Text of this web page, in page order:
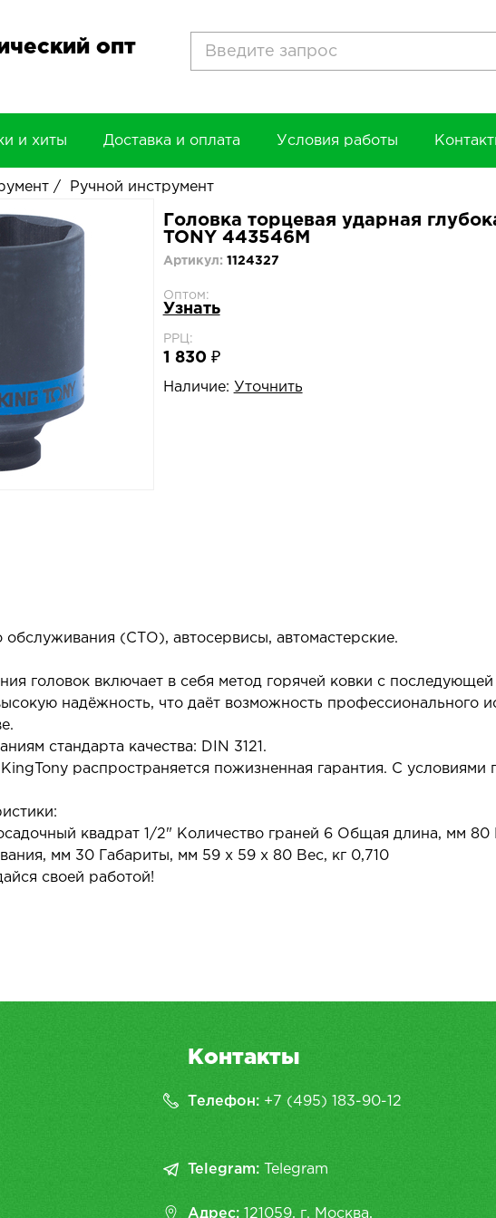
опт
и хиты Доставка и оплата Условия работы
/ Ручной инструмент
Головка торцевая ударная
TONY 443546M
Артикул: 1124327
Оптом:
Узнать
РРЦ:
1 830 ₽
Наличие: Уточнить
обслуживания (СТО), автосервисы, автомастерские.
головок включает в себя метод горячей ковки с
надёжность, что даёт возможность профессионального
стандарта качества: DIN 3121.
распространяется пожизненная гарантия. С условиями
квадрат 1/2" Количество граней 6 Общая длина, мм 80
мм 30 Габариты, мм 59 х 59 х 80 Вес, кг 0,710
своей работой!
Контакты
Телефон: +7 (495) 183-90-12
Telegram: Telegram
Адрес: 121059, г. Москва,